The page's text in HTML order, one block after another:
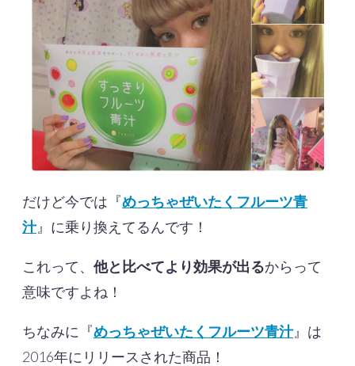
だけど今では『めっちゃぜいたくフルーツ青
汁』に乗り換えてるんです！
これって、 他と比べてより効果が出るからって
意味ですよね！
ちなみに『めっちゃぜいたくフルーツ青汁』は
2016年にリリースされた商品！